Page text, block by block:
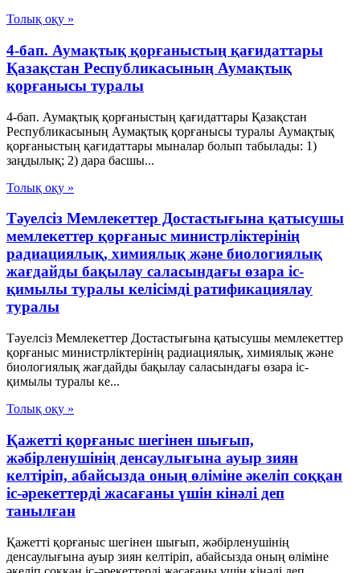
Толық оқу »
4-бап. Аумақтық қорғаныстың қағидаттары
Қазақстан Республикасының Аумақтық
қорғанысы туралы
4-бап. Аумақтық қорғаныстың қағидаттары Қазақстан
Республикасының Аумақтық қорғанысы туралы Аумақтық
қорғаныстың қағидаттары мыналар болып табылады: 1)
заңдылық; 2) дара басшы...
Толық оқу »
Тәуелсіз Мемлекеттер Достастығына қатысушы
мемлекеттер қорғаныс министрліктерінің
радиациялық, химиялық және биологиялық
жағдайды бақылау саласындағы өзара іс-
қимылы туралы келісімді ратификациялау
туралы
Тәуелсіз Мемлекеттер Достастығына қатысушы мемлекеттер
қорғаныс министрліктерінің радиациялық, химиялық және
биологиялық жағдайды бақылау саласындағы өзара іс-
қимылы туралы ке...
Толық оқу »
Қажетті қорғаныс шегінен шығып,
жәбірленушінің денсаулығына ауыр зиян
келтіріп, абайсызда оның өліміне әкеліп соққан
іс-әрекеттерді жасағаны үшін кінәлі деп
танылған
Қажетті қорғаныс шегінен шығып, жәбірленушінің
денсаулығына ауыр зиян келтіріп, абайсызда оның өліміне